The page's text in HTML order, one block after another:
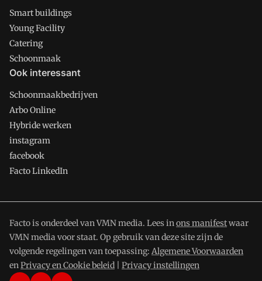
Smart buildings
Young Facility
Catering
Schoonmaak
Ook interessant
Schoonmaakbedrijven
Arbo Online
Hybride werken
instagram
facebook
Facto LinkedIn
Facto is onderdeel van VMN media. Lees inons manifestwaar
VMN media voor staat. Op gebruik van deze site zijn de
volgende regelingen van toepassing: Algemene Voorwaarden
enPrivacy en Cookie beleid Privacy instellingen